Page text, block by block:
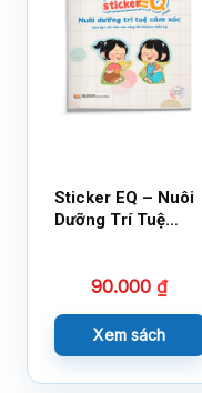
Sticker EQ – Nuôi
Dưỡng Trí Tuệ
Cùng 150 Sticker
90.000₫
Xem sách